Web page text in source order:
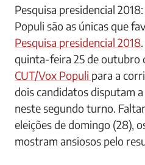
Pesquisa presidencial
Populi são as únicas que
Pesquisa presidencial 2018
quinta-feira 25 de outubro
CUT/Vox Populi para a
dois candidatos disputam
neste segundo turno.
eleições de domingo (28),
mostram ansiosos pelo